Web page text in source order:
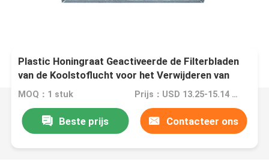
Plastic Honingraat Geactiveerde de Filterbladen
van de Koolstoflucht voor het Verwijderen van
Formaldehyde
MOQ：1 stuk Prijs：USD 13.25-15.14 Pieces
Beste prijs Contacteer ons